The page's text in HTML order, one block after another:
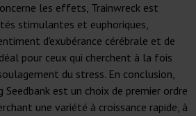
les effets, Trainwreck est
stimulantes et euphoriques,
d'exubérance cérébrale et de
pour ceux qui cherchent à la fois
du stress. En conclusion,
Seedbank est un choix de premier ordre
une variété à croissance rapide, à